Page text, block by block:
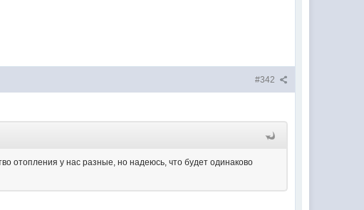
#342
отопления у нас разные, но надеюсь, что будет одинаково